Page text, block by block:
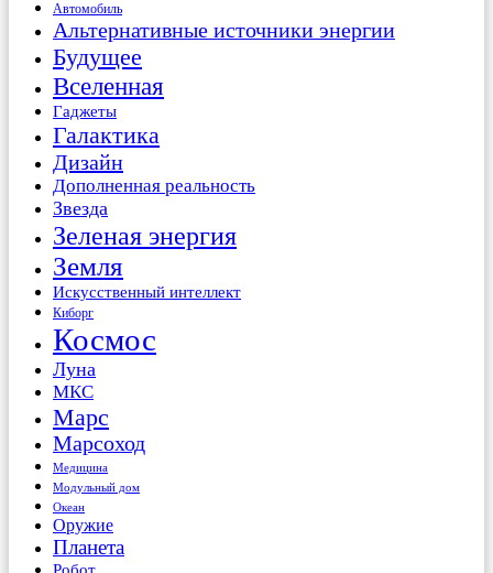
Автомобиль
Альтернативные источники энергии
Будущее
Вселенная
Гаджеты
Галактика
Дизайн
Дополненная реальность
Звезда
Зеленая энергия
Земля
Искусственный интеллект
Киборг
Космос
Луна
МКС
Марс
Марсоход
Медицина
Модульный дом
Океан
Оружие
Планета